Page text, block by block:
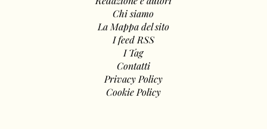
Redazione e autori
Chi siamo
La Mappa del sito
I feed RSS
I Tag
Contatti
Privacy Policy
Cookie Policy